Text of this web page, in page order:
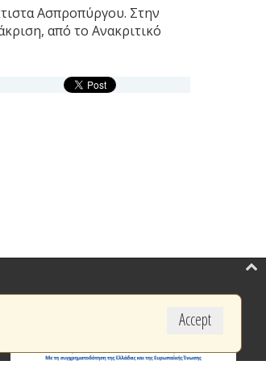
Ασπροπύργου. Στην
από το Ανακριτικό
Accept